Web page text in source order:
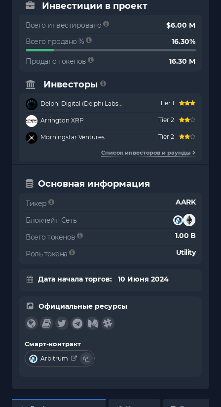
Инвестиции в проект
Всего инвестировано
$6.00 M
Всего продано %
16.30%
Продано токенов 16.30 M
Инвесторы
Delphi Digital (Delphi Labs... Tier 1
Arrington XRP Tier 2
Morningstar Ventures Tier 2
Список инвесторов и раунды
Основная информация
Тикер AARK
Блокчейн Сеть
Всего токенов
1.00 B
Роль токена Utility
Дата начала торгов: 10 Июня 2024
Официальные ресурсы
Смарт-контракт
Arbitrum